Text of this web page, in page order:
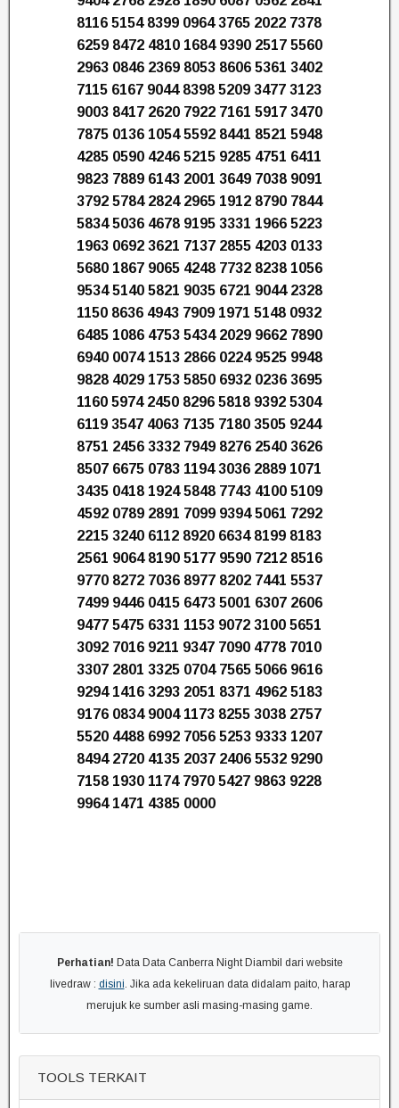
8116 5154 8399 0964 3765 2022 7378
6259 8472 4810 1684 9390 2517 5560
2963 0846 2369 8053 8606 5361 3402
7115 6167 9044 8398 5209 3477 3123
9003 8417 2620 7922 7161 5917 3470
7875 0136 1054 5592 8441 8521 5948
4285 0590 4246 5215 9285 4751 6411
9823 7889 6143 2001 3649 7038 9091
3792 5784 2824 2965 1912 8790 7844
5834 5036 4678 9195 3331 1966 5223
1963 0692 3621 7137 2855 4203 0133
5680 1867 9065 4248 7732 8238 1056
9534 5140 5821 9035 6721 9044 2328
1150 8636 4943 7909 1971 5148 0932
6485 1086 4753 5434 2029 9662 7890
6940 0074 1513 2866 0224 9525 9948
9828 4029 1753 5850 6932 0236 3695
1160 5974 2450 8296 5818 9392 5304
6119 3547 4063 7135 7180 3505 9244
8751 2456 3332 7949 8276 2540 3626
8507 6675 0783 1194 3036 2889 1071
3435 0418 1924 5848 7743 4100 5109
4592 0789 2891 7099 9394 5061 7292
2215 3240 6112 8920 6634 8199 8183
2561 9064 8190 5177 9590 7212 8516
9770 8272 7036 8977 8202 7441 5537
7499 9446 0415 6473 5001 6307 2606
9477 5475 6331 1153 9072 3100 5651
3092 7016 9211 9347 7090 4778 7010
3307 2801 3325 0704 7565 5066 9616
9294 1416 3293 2051 8371 4962 5183
9176 0834 9004 1173 8255 3038 2757
5520 4488 6992 7056 5253 9333 1207
8494 2720 4135 2037 2406 5532 9290
7158 1930 1174 7970 5427 9863 9228
9964 1471 4385 0000
Perhatian! Data Data Canberra Night Diambil dari website
livedraw : disini. Jika ada kekeliruan data didalam paito, harap
merujuk ke sumber asli masing-masing game.
TOOLS TERKAIT